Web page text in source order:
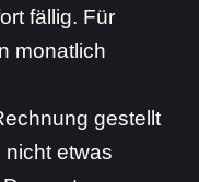
fällig. Für
monatlich
gestellt
nicht etwas